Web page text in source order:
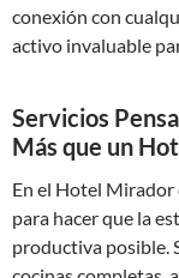
conexión con
activo invaluable
Servicios
Más que un
En el Hotel Mirador
para hacer que la
productiva posible.